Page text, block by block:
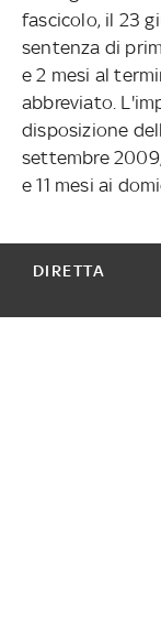
fascicolo, il 23
sentenza di
e 2 mesi al
abbreviato.
disposizione
settembre
e 11 mesi ai
DIRETTA